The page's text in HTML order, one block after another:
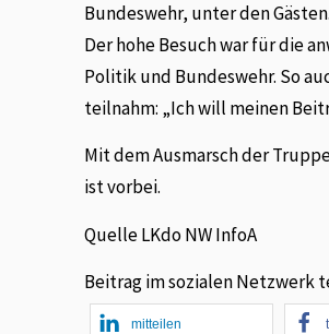
Bundeswehr, unter den
Der hohe Besuch war für die
Politik und Bundeswehr. So
teilnahm: „Ich will meinen
Mit dem Ausmarsch der
ist vorbei.
Quelle LKdo NW InfoA
Beitrag im sozialen Netzwerk
mitteilen